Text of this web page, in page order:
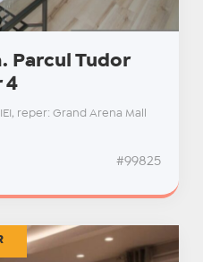
Parcul Tudor
4
reper: Grand Arena Mall
#99825